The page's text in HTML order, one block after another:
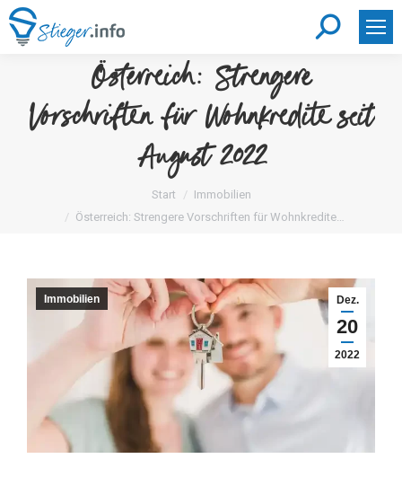
Search:
Österreich: Strengere
Vorschriften für Wohnkredite seit
August 2022
Sie befinden sich hier:Start
Immobilien
Österreich: Strengere Vorschriften für Wohnkredite…
Dez.
20
2022
Immobilien